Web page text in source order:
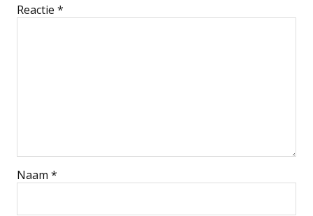
Reactie *
Naam *